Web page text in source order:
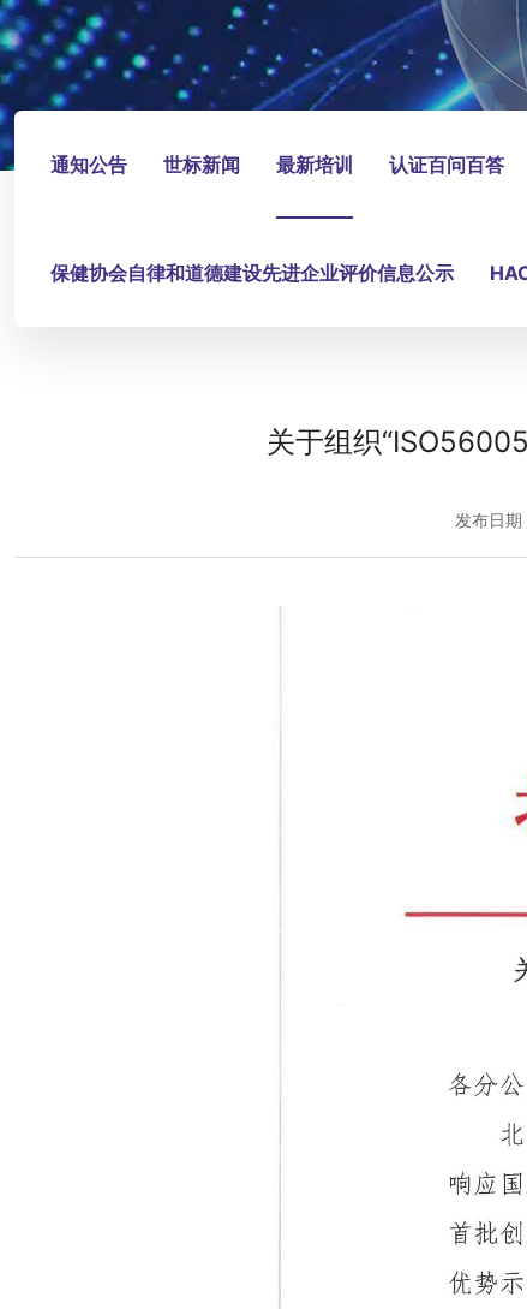
通知公告 世标新闻 最新培训 认证百问百答
保健协会自律和道德建设先进企业评价信息公示
关于组织
发布日